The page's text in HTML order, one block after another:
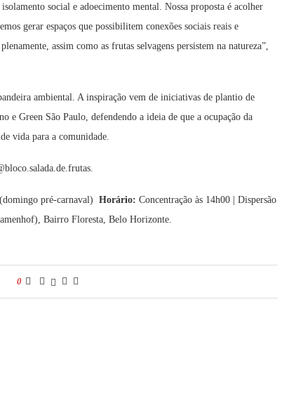
social e adoecimento mental. Nossa proposta é acolher
gerar espaços que possibilitem conexões sociais reais e
assim como as frutas selvagens persistem na natureza”,
ambiental. A inspiração vem de iniciativas de plantio de
e Green São Paulo, defendendo a ideia de que a ocupação da
vida para a comunidade.
pré-carnaval) Horário: Concentração às 14h00 | Dispersão
Bairro Floresta, Belo Horizonte.
0